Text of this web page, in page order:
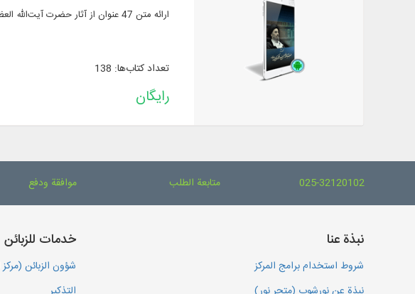
ارائه متن 47 عنوان از آثار حضرت آیت‌الله العظمی سید محمدتقی مدرسی به زبان فارسی در موضوع: قرآن و تفسیر، اهل‌بیت(ع)، معارف اسلامی و احکام شرعی
تعداد کتاب‌ها: 138
رایگان
025-32120102 متابعة الطلب موافقة ودفع
نبذة عنا
شروط استخدام برامج المركز
خدمات للزبائن
شؤون الزبائن